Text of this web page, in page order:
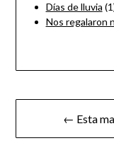
Días de lluvia
Nos regalaron
Navegación
de
← Esta